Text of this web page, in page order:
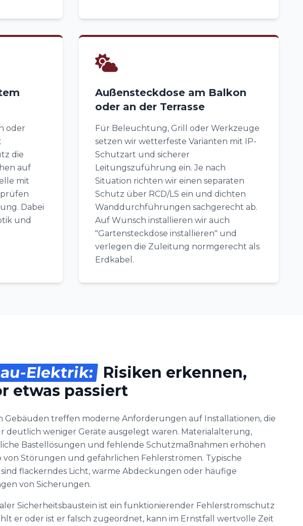
oder
die
auf
mit
Dabei
und
Außensteckdose am Balkon
oder an der Terrasse
Für Beleuchtung, Grill oder Werkzeuge
setzen wir wetterfeste Varianten mit IP-
Schutzart und sicherer
Leitungszuführung ein. Je nach
Situation richten wir einen separaten
Schutz über RCD/LS ein und dichten
Wanddurchführungen sachgerecht ab.
Auf Wunsch installieren wir auch
"Gartensteckdose installieren" und
verlegen die Zuleitung normgerecht als
Erdkabel.
Elektrik: Risiken erkennen,
etwas passiert
Gebäuden treffen moderne Anforderungen auf Installationen, die
deutlich weniger Geräte ausgelegt waren. Materialalterung,
Bastellösungen und fehlende Schutzmaßnahmen erhöhen
von Störungen und gefährlichen Fehlerströmen. Typische
sind flackerndes Licht, warme Abdeckungen oder häufige
von Sicherungen.
Sicherheitsbaustein ist ein funktionierender Fehlerstromschutz
er oder ist er falsch zugeordnet, kann im Ernstfall wertvolle Zeit